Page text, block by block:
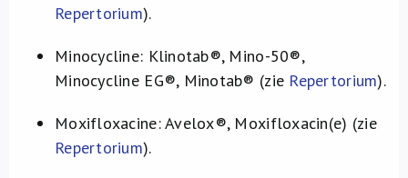
Repertorium).
Minocycline: Klinotab®, Mino-50®,
Minocycline EG®, Minotab® (zie Repertorium).
Moxifloxacine: Avelox®, Moxifloxacin(e) (zie
Repertorium).